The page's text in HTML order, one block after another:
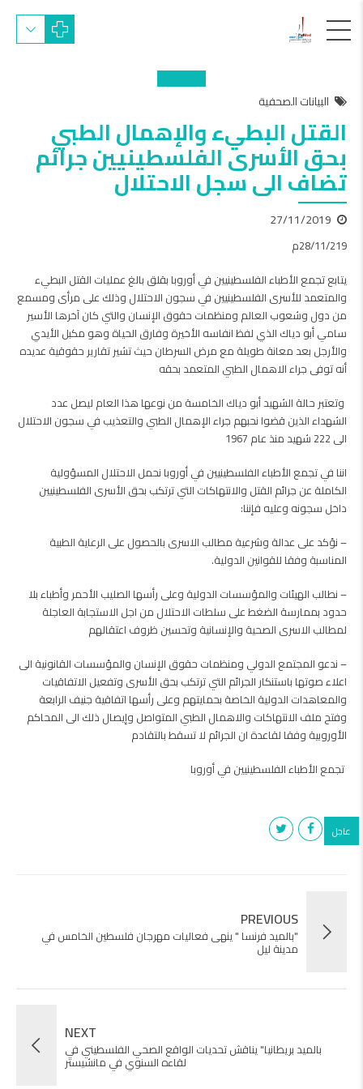
البيانات الصحفية
القتل البطيء والإهمال الطبي
بحق الأسرى الفلسطينيين جرائم
تضاف الى سجل الاحتلال
27/11/2019
28/11/219م
يتابع تجمع الأطباء الفلسطينيين في أوروبا بقلق بالغ عمليات القتل البطيء
والمتعمد للأسرى الفلسطينيين في سجون الاحتلال وذلك على مرأى ومسمع
من دول وشعوب العالم ومنظمات حقوق الإنسان والتي كان آخرها الأسير
سامي أبو دياك الذي لفظ انفاسه الأخيرة وفارق الحياة وهو مكبل الأيدي
والأرجل بعد معانة طويلة مع مرض السرطان حيث تشير تقارير حقوقية عديده
أنه توفى جراء الاهمال الطبي المتعمد بحقه
وتعتبر حالة الشهيد أبو دياك الخامسة من نوعها هذا العام ليصل عدد
الشهداء الذين قضوا نحبهم جراء الإهمال الطبي والتعذيب في سجون الاحتلال
الى 222 شهيد منذ عام 1967
‏‎اننا في تجمع الأطباء الفلسطينيين في أوروبا نحمل الاحتلال المسؤولية
الكاملة عن جرائم القتل والانتهاكات التي ترتكب بحق الأسرى الفلسطينيين
داخل سجونه وعليه فإننا:
– نؤكد على عدالة وشرعية مطالب الاسرى بالحصول على الرعاية الطبية
المناسبة وفقا للقوانين الدولية.
– نطالب الهيئات والمؤسسات الدولية وعلى رأسها الصليب الأحمر وأطباء بلا
حدود بممارسة الضغط على سلطات الاحتلال من اجل الاستجابة العاجلة
لمطالب الاسرى الصحية والإنسانية وتحسين ظروف اعتقالهم
– ندعو المجتمع الدولي ومنظمات حقوق الإنسان والمؤسسات القانونية الى
اعلاء صوتها باستنكار الجرائم التي ترتكب بحق الأسرى وتفعيل الاتفاقيات
والمعاهدات الدولية الخاصة بحمايتهم وعلى رأسها اتفاقية جنيف الرابعة
وفتح ملف الانتهاكات والاهمال الطبي المتواصل وإيصال ذلك الى المحاكم
الأوروبية وفقا لقاعدة ان الجرائم لا تسقط بالتقادم
‏ تجمع الأطباء الفلسطينيين في أوروبا
عاجل
PREVIOUS
"بالميد فرنسا " ينهى فعاليات مهرجان فلسطين الخامس في
مدينة ليل
NEXT
بالميد بريطانيا" يناقش تحديات الواقع الصحي الفلسطيني في
لقاءه السنوي في مانشيستر